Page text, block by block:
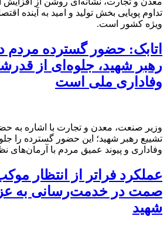
تداوم پویایی بخش تولید و امید به آینده
ویژه کشور است.
اتابک: حضور گسترده مردم
رهبر شهید، جلوه‌ای از
وفاداری ملی است
وزیر صنعت، معدن و تجارت با اشاره به
تشییع رهبر شهید؛ این حضور گسترده را
وفاداری و پیوند عمیق مردم با آرمان‌های
عملکرد فراتر از انتظار
صمت در خدمت‌رسانی به
شهید